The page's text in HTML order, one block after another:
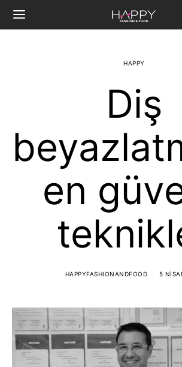
HAPPY
Diş
en
HAPPYFASHIONANDFOOD 5